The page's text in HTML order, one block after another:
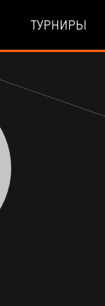
ТУРНИРЫ